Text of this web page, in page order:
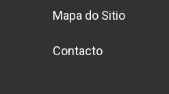
Mapa do Sitio
Contacto